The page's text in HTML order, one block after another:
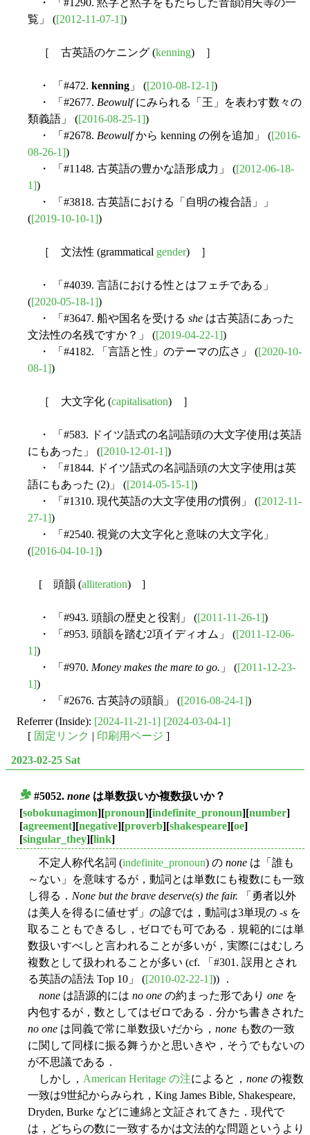
・ 「#1290. 黙字と黙字をもたらした音韻消失等の一
覧」 ([2012-11-07-1])
［ 古英語のケニング (kenning) ］
・ 「#472. kenning 」 ([2010-08-12-1])
・ 「#2677. Beowulfにみられる「王」を表わす数々の
類義語」 ([2016-08-25-1])
・ 「#2678. Beowulfから kenning の例を追加」 ([2016-
08-26-1])
・ 「#1148. 古英語の豊かな語形成力」 ([2012-06-18-
1])
・ 「#3818. 古英語における「自明の複合語」」
([2019-10-10-1])
［ 文法性 (grammatical gender) ］
・ 「#4039. 言語における性とはフェチである」
([2020-05-18-1])
・ 「#3647. 船や国名を受ける she は古英語にあった
文法性の名残ですか？」 ([2019-04-22-1])
・ 「#4182. 「言語と性」のテーマの広さ」 ([2020-10-
08-1])
［ 大文字化 (capitalisation) ］
・ 「#583. ドイツ語式の名詞語頭の大文字使用は英語
にもあった」 ([2010-12-01-1])
・ 「#1844. ドイツ語式の名詞語頭の大文字使用は英
語にもあった (2)」 ([2014-05-15-1])
・ 「#1310. 現代英語の大文字使用の慣例」 ([2012-11-
27-1])
・ 「#2540. 視覚の大文字化と意味の大文字化」
([2016-04-10-1])
[ 頭韻 (alliteration) ]
・ 「#943. 頭韻の歴史と役割」 ([2011-11-26-1])
・ 「#953. 頭韻を踏む2項イディオム」 ([2011-12-06-
1])
・ 「#970. Money makes the mare to go. 」 ([2011-12-23-
1])
・ 「#2676. 古英詩の頭韻」 ([2016-08-24-1])
Referrer (Inside): [2024-11-21-1] [2024-03-04-1]
[ 固定リンク 印刷用ページ ]
2023-02-25 Sat
#5052. none は単数扱いか複数扱いか？
[sobokunagimon][pronoun][indefinite_pronoun][number]
[agreement][negative][proverb][shakespeare][oe]
[singular_they][link]
不定人称代名詞 (indefinite_pronoun) の none は「誰も
～ない」を意味するが，動詞とは単数にも複数にも一致
し得る． None but the brave deserve(s) the fair. 「勇者以外
は美人を得るに値せず」の諺では，動詞は3単現の -s を
取ることもできるし，ゼロでも可である．規範的には単
数扱いすべしと言われることが多いが，実際にはむしろ
複数として扱われることが多い (cf. 「#301. 誤用とされ
る英語の語法 Top 10」 ([2010-02-22-1])) ．
none は語源的には no one の約まった形であり one を
内包するが，数としてはゼロである．分かち書きされた
no one は同義で常に単数扱いだから， none も数の一致
に関して同様に振る舞うかと思いきや，そうでもないの
が不思議である．
しかし， American Heritage の注によると， none の複数
一致は9世紀からみられ，King James Bible, Shakespeare,
Dryden, Burke などに連綿と文証されてきた．現代で
は，どちらの数に一致するかは文法的な問題というより